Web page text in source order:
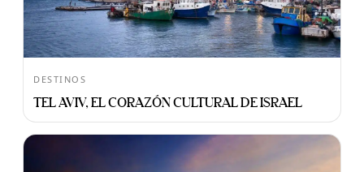
DESTINOS
TEL AVIV, EL CORAZÓN CULTURAL DE ISRAEL